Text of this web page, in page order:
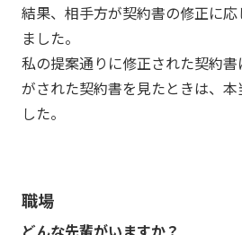
結果、相手方が契約書の修正に
ました。
私の提案通りに修正された契約
がされた契約書を見たときは、
した。
職場
どんな先輩がいますか？